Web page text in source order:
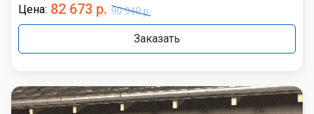
Цена: 82 673 р. 90 940 р.
Заказать